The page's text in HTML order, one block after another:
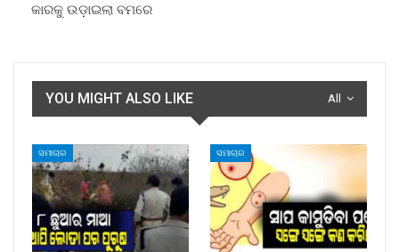
କାରକୁ ଉଡ଼ାଇଲା ବମରେ
All
YOU MIGHT ALSO LIKE
ସମାଚାର ସମାଚାର